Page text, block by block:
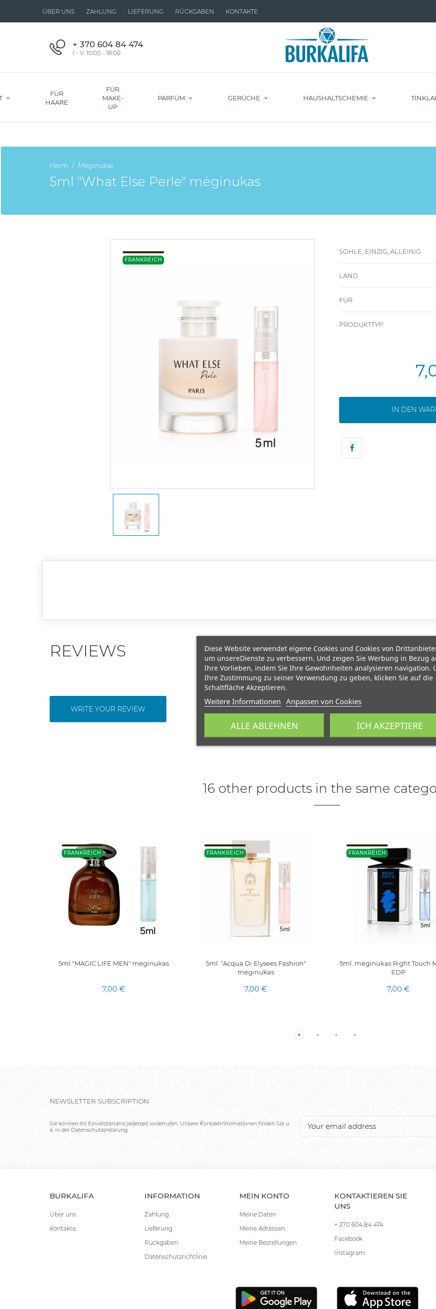
ÜBER UNS ZAHLUNG LIEFERUNG RÜCKGABEN KONTAKTE
+ 370 604 84 474
I - V: 10:00 - 18:00
FÜR
HAARE
FÜR
MAKE-
UP
PARFÜM GERÜCHE HAUSHALTSCHEMIE
Heim Mėginukai
5ml "What Else Perle" mėginukas
FRANKREICH
SOHLE, EINZIG, ALLEINIG
LAND
FÜR
PRODUKTTYP
IN DEN
REVIEWS
WRITE YOUR REVIEW
16 other products in the same
FRANKREICH
5ml "MAGIC LIFE MEN" mėginukas
7,00 €
FRANKREICH
5ml. "Acqua Di Elysees Fashion"
mėginukas
7,00 €
FRANKREICH
5ml. mėginukas Right Touch
EDP
7,00 €
NEWSLETTER SUBSCRIPTION
Sie können Ihr Einverständnis jederzeit widerrufen. Unsere Kontaktinformationen finden Sie u.
a. in der Datenschutzerklärung.
BURKALIFA
Über uns
Kontakte
INFORMATION
Zahlung
Lieferung
Rückgaben
Datenschutzrichtlinie
MEIN KONTO
Meine Daten
Meine Adressen
Meine Bestellungen
KONTAKTIEREN SIE
UNS
+ 370 604 84 474
Facebook
Instagram
Diese Website verwendet eigene Cookies und Cookies von
um unsereDienste zu verbessern. Und zeigen Sie Werbung in Bezug
Ihre Vorlieben, indem Sie Ihre Gewohnheiten analysieren navigation.
Ihre Zustimmung zu seiner Verwendung zu geben, klicken Sie auf die
Schaltfläche Akzeptieren.
Weitere Informationen Anpassen von Cookies
ALLE ABLEHNEN ICH AKZEPTIERE